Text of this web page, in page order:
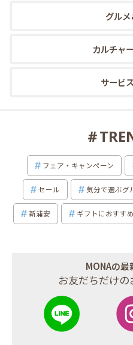
グル
カルチャ
サービ
フェア・キャンペーン
セール 気分で選ぶグ
新浦安 ギフトにおすすめ
MONAの
お友だちだけの